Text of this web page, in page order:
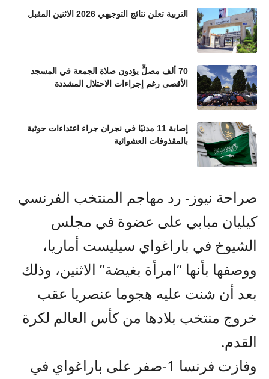
التربية تعلن نتائج التوجيهي 2026 الاثنين المقبل
70 ألف مصلٍّ يؤدون صلاة الجمعة في المسجد
الأقصى رغم إجراءات الاحتلال المشددة
إصابة 11 مدنيًا في نجران جراء اعتداءات حوثية
بالمقذوفات العشوائية
صراحة نيوز- رد مهاجم المنتخب الفرنسي
كيليان مبابي على عضوة في مجلس
الشيوخ في باراغواي سيليست أماريا،
ووصفها بأنها “امرأة بغيضة” الاثنين، وذلك
بعد أن شنت عليه هجوما عنصريا عقب
خروج منتخب بلادها من كأس العالم لكرة
القدم.
وفازت فرنسا 1-صفر على باراغواي في